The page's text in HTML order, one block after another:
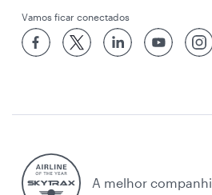
Vamos ficar conectados
A melhor